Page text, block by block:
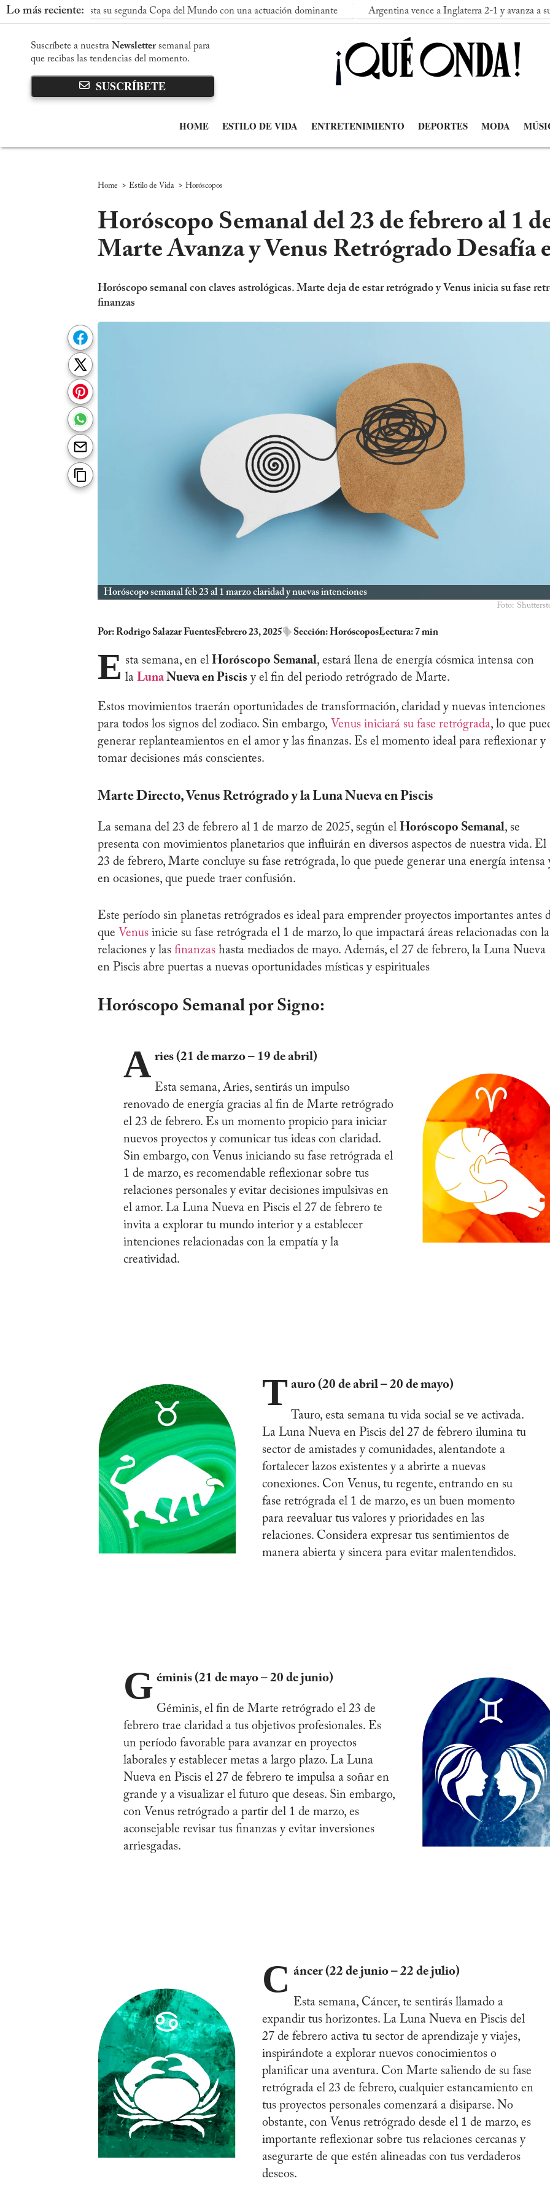
Lo más reciente:
conquista su segunda Copa del Mundo con una actuación dominante Argentina vence a Inglaterra 2-1 y avanza a su segunda
Suscríbete a nuestra Newsletter semanal para
que recibas las tendencias del momento.
SUSCRÍBETE
HOME ESTILO DE VIDA ENTRETENIMIENTO DEPORTES MODA
Home > Estilo de Vida > Horóscopos
Horóscopo Semanal del 23 de febrero al 1
Marte Avanza y Venus Retrógrado Desafía
Horóscopo semanal con claves astrológicas. Marte deja de estar retrógrado y Venus inicia su fase
finanzas
Horóscopo semanal feb 23 al 1 marzo claridad y nuevas intenciones
Foto:
Por:Rodrigo Salazar FuentesFebrero 23, 2025 Sección:HoróscoposLectura: 7 min
E sta semana, en el Horóscopo Semanal, estará llena de energía cósmica intensa con
la LunaNueva en Piscis y el fin del periodo retrógrado de Marte.
Estos movimientos traerán oportunidades de transformación, claridad y nuevas intenciones
para todos los signos del zodiaco. Sin embargo, Venus iniciará su fase retrógrada, lo que
generar replanteamientos en el amor y las finanzas. Es el momento ideal para reflexionar y
tomar decisiones más conscientes.
Marte Directo, Venus Retrógrado y la Luna Nueva en Piscis
La semana del 23 de febrero al 1 de marzo de 2025, según el Horóscopo Semanal, se
presenta con movimientos planetarios que influirán en diversos aspectos de nuestra vida. El
23 de febrero, Marte concluye su fase retrógrada, lo que puede generar una energía intensa
en ocasiones, que puede traer confusión.
Este período sin planetas retrógrados es ideal para emprender proyectos importantes antes
que Venus inicie su fase retrógrada el 1 de marzo, lo que impactará áreas relacionadas con
relaciones y las finanzas hasta mediados de mayo. Además, el 27 de febrero, la Luna Nueva
en Piscis abre puertas a nuevas oportunidades místicas y espirituales
Horóscopo Semanal por Signo:
A ries (21 de marzo – 19 de abril)
Esta semana, Aries, sentirás un impulso
renovado de energía gracias al fin de Marte retrógrado
el 23 de febrero. Es un momento propicio para iniciar
nuevos proyectos y comunicar tus ideas con claridad.
Sin embargo, con Venus iniciando su fase retrógrada el
1 de marzo, es recomendable reflexionar sobre tus
relaciones personales y evitar decisiones impulsivas en
el amor. La Luna Nueva en Piscis el 27 de febrero te
invita a explorar tu mundo interior y a establecer
intenciones relacionadas con la empatía y la
creatividad.
T auro (20 de abril – 20 de mayo)
Tauro, esta semana tu vida social se ve activada.
La Luna Nueva en Piscis del 27 de febrero ilumina tu
sector de amistades y comunidades, alentandote a
fortalecer lazos existentes y a abrirte a nuevas
conexiones. Con Venus, tu regente, entrando en su
fase retrógrada el 1 de marzo, es un buen momento
para reevaluar tus valores y prioridades en las
relaciones. Considera expresar tus sentimientos de
manera abierta y sincera para evitar malentendidos.
G éminis (21 de mayo – 20 de junio)
Géminis, el fin de Marte retrógrado el 23 de
febrero trae claridad a tus objetivos profesionales. Es
un período favorable para avanzar en proyectos
laborales y establecer metas a largo plazo. La Luna
Nueva en Piscis el 27 de febrero te impulsa a soñar en
grande y a visualizar el futuro que deseas. Sin embargo,
con Venus retrógrado a partir del 1 de marzo, es
aconsejable revisar tus finanzas y evitar inversiones
arriesgadas.
C áncer (22 de junio – 22 de julio)
Esta semana, Cáncer, te sentirás llamado a
expandir tus horizontes. La Luna Nueva en Piscis del
27 de febrero activa tu sector de aprendizaje y viajes,
inspirándote a explorar nuevos conocimientos o
planificar una aventura. Con Marte saliendo de su fase
retrógrada el 23 de febrero, cualquier estancamiento en
tus proyectos personales comenzará a disiparse. No
obstante, con Venus retrógrado desde el 1 de marzo, es
importante reflexionar sobre tus relaciones cercanas y
asegurarte de que estén alineadas con tus verdaderos
deseos.